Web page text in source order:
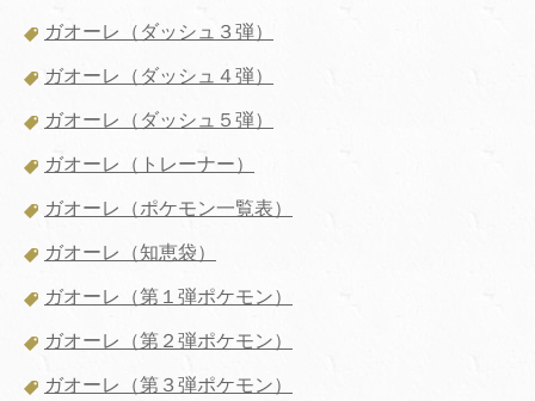
ガオーレ（ダッシュ３弾）
ガオーレ（ダッシュ４弾）
ガオーレ（ダッシュ５弾）
ガオーレ（トレーナー）
ガオーレ（ポケモン一覧表）
ガオーレ（知恵袋）
ガオーレ（第１弾ポケモン）
ガオーレ（第２弾ポケモン）
ガオーレ（第３弾ポケモン）